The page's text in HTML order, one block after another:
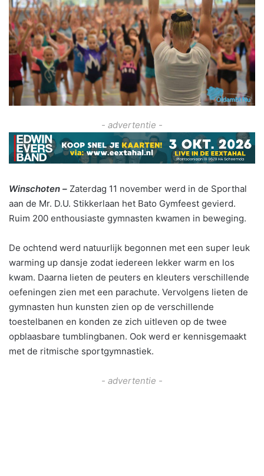
- advertentie -
Winschoten – Zaterdag 11 november werd in de Sporthal
aan de Mr. D.U. Stikkerlaan het Bato Gymfeest gevierd.
Ruim 200 enthousiaste gymnasten kwamen in beweging.
De ochtend werd natuurlijk begonnen met een super leuk
warming up dansje zodat iedereen lekker warm en los
kwam. Daarna lieten de peuters en kleuters verschillende
oefeningen zien met een parachute. Vervolgens lieten de
gymnasten hun kunsten zien op de verschillende
toestelbanen en konden ze zich uitleven op de twee
opblaasbare tumblingbanen. Ook werd er kennisgemaakt
met de ritmische sportgymnastiek.
- advertentie -